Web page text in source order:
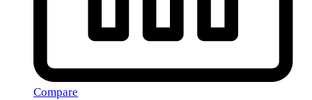
Compare